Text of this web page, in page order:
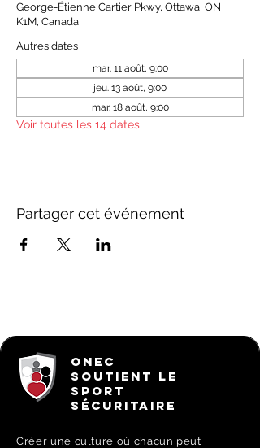
George-Étienne Cartier Pkwy, Ottawa, ON
K1M, Canada
Autres dates
mar. 11 août, 9:00
jeu. 13 août, 9:00
mar. 18 août, 9:00
Voir toutes les 14 dates
Partager cet événement
ONEC
SOUTIENT LE
SPORT
SÉCURITAIRE
Créer une culture où chacun peut